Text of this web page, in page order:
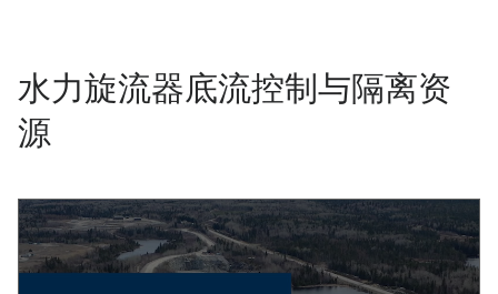
水力旋流器底流控制与隔离资
源